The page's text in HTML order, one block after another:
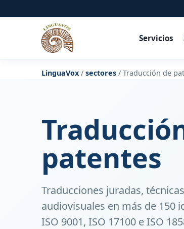
Servicios
LinguaVox / sectores / Traducción de
patentes
Traducciones juradas,
audiovisuales en más de 150
ISO 9001, ISO 17100 e ISO